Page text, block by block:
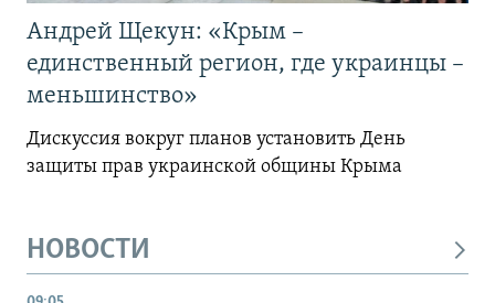
Андрей Щекун: «Крым –
единственный регион, где украинцы –
меньшинство»
Дискуссия вокруг планов установить День
защиты прав украинской общины Крыма
НОВОСТИ